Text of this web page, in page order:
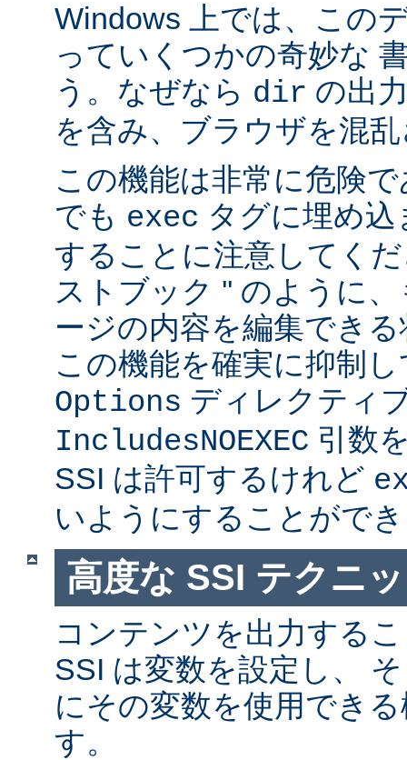
Windows 上では、この
っていくつかの奇妙な
う。なぜなら dir の出
を含み、ブラウザを混
この機能は非常に危険
でも exec タグに埋め
することに注意してく
ストブック '' のように
ージの内容を編集でき
この機能を確実に抑制
Options ディレクティ
IncludesNOEXEC 引数
SSI は許可するけれど
いようにすることがで
高度な SSI テクニ
コンテンツを出力する
SSI は変数を設定し、
にその変数を使用でき
す。